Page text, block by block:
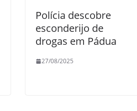
Polícia descobre
esconderijo de
drogas em Pádua
27/08/2025